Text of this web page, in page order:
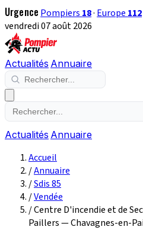
Urgence Pompiers 18· Europe 112
vendredi 07 août 2026
Actualités Annuaire
Actualités Annuaire
Accueil
/Annuaire
/Sdis 85
/Vendée
/Centre D'incendie et de
Paillers — Chavagnes-en-